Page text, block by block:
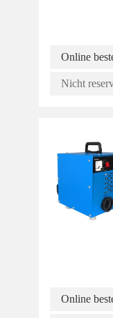
Online
Nicht
Online